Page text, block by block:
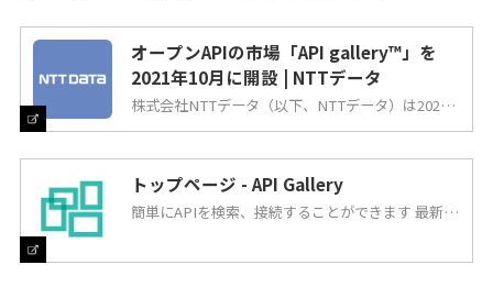
オープンAPIの市場「API gallery™」を
2021年10月に開設 | NTTデータ
株式会社NTTデータ（以下、NTTデータ）は2021
金融APIマーケットプレイス「API gallery™」をウ
からAPI galleryに登録する「API提供者（プロバイ
ダー）」の募集を始めます。
トップページ - API Gallery
簡単にAPIを検索、接続することができます 最新
ソ…